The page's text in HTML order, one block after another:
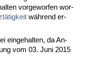
vor­ge­wor­fen wor­
während er­
ein­ge­hal­ten, da An­
vom 03. Ju­ni 2015